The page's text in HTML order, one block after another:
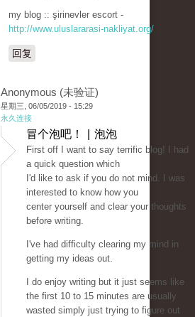
my blog :: şirinevler escort -
http://www.uluslararasi-nakliyat.org/
回复
Anonymous (未验证)
星期三, 06/05/2019 - 15:29
永久连接
冒个泡吧！ | 泡泡
First off I want to say terrific blog! I had
a quick question which
I'd like to ask if you do not mind. I was
interested to know how you
center yourself and clear your thoughts
before writing.
I've had difficulty clearing my mind in
getting my ideas out.
I do enjoy writing but it just seems like
the first 10 to 15 minutes are usually
wasted simply just trying to figure out